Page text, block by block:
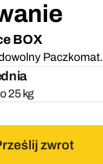
BOX
Paczkomat.
25 kg
zwrot